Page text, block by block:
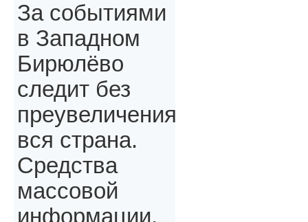
За событиями
в Западном
Бирюлёво
следит без
преувеличения
вся страна.
Средства
массовой
информации,